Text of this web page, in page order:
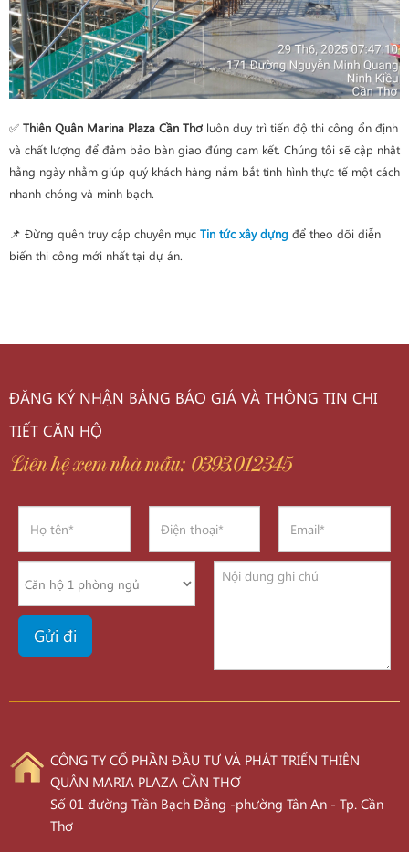
✅ Thiên Quân Marina Plaza Cần Thơ luôn duy trì tiến độ thi công ổn định
và chất lượng để đảm bảo bàn giao đúng cam kết. Chúng tôi sẽ cập nhật
hằng ngày nhằm giúp quý khách hàng nắm bắt tình hình thực tế một cách
nhanh chóng và minh bạch.
📌 Đừng quên truy cập chuyên mục Tin tức xây dựng để theo dõi diễn
biến thi công mới nhất tại dự án.
ĐĂNG KÝ NHẬN BẢNG BÁO GIÁ VÀ THÔNG TIN CHI
TIẾT CĂN HỘ
Liên hệ xem nhà mẫu: 0393.012345
CÔNG TY CỔ PHẦN ĐẦU TƯ VÀ PHÁT TRIỂN THIÊN
QUÂN MARIA PLAZA CẦN THƠ
Số 01 đường Trần Bạch Đằng -phường Tân An - Tp. Cần
Thơ